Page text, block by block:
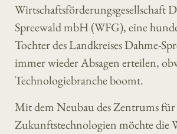
Wirtschaftsförderungsgesellschaft
Spreewald mbH (WFG), eine
Tochter des Landkreises Dahme-
immer wieder Absagen erteilen,
Technologiebranche boomt.
Mit dem Neubau des Zentrums für
Zukunftstechnologien möchte die